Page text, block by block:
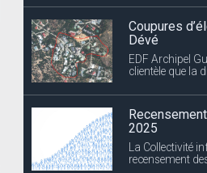
Coupures
Dévé
EDF Archipel
clientèle que la
2025
La Collectivité
recensement